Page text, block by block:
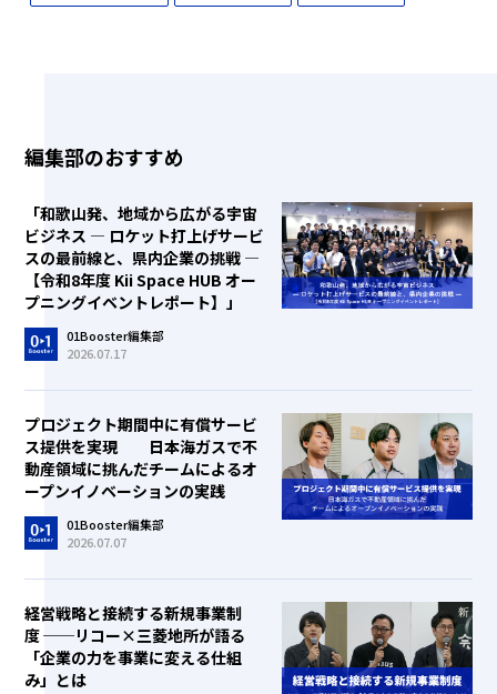
編集部のおすすめ
「和歌山発、地域から広がる宇宙
ビジネス ― ロケット打上げサービ
スの最前線と、県内企業の挑戦 ―
【令和8年度 Kii Space HUB オー
プニングイベントレポート】」
01Booster編集部
2026.07.17
プロジェクト期間中に有償サービ
ス提供を実現 日本海ガスで不
動産領域に挑んだチームによるオ
ープンイノベーションの実践
01Booster編集部
2026.07.07
経営戦略と接続する新規事業制
度 ──リコー×三菱地所が語る
「企業の力を事業に変える仕組
み」とは